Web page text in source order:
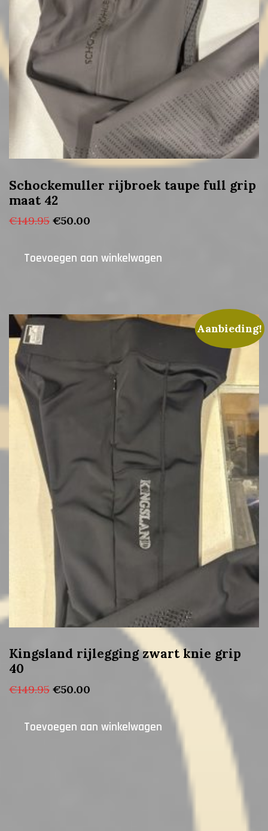
Schockemuller rijbroek taupe full grip
maat 42
€149.95 Oorspronkelijke
€149.95.
€50.00
€50.00.
Toevoegen aan winkelwagen
Aanbieding!
Kingsland rijlegging zwart knie grip
40
€149.95 Oorspronkelijke
€149.95.
€50.00
€50.00.
Toevoegen aan winkelwagen